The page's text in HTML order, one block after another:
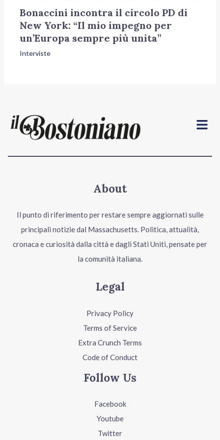
Bonaccini incontra il circolo PD di
New York: “Il mio impegno per
un’Europa sempre più unita”
Interviste
Menu
About
Il punto di riferimento per restare sempre aggiornati sulle
principali notizie dal Massachusetts. Politica, attualità,
cronaca e curiosità dalla città e dagli Stati Uniti, pensate per
la comunità italiana.
Legal
Privacy Policy
Terms of Service
Extra Crunch Terms
Code of Conduct
Follow Us
Facebook
Youtube
Twitter